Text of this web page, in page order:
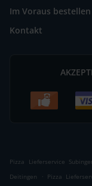
Im Voraus bestellen
Kontakt
Pizza Lieferservice
Deitingen
. Pizza